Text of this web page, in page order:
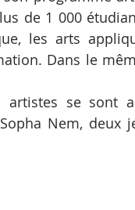
de 1 000
les arts
Dans le
artistes se sont
Nem, deux